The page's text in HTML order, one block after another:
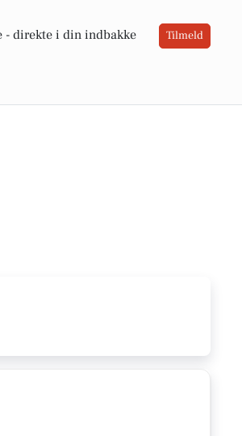
- direkte i din indbakke Tilmeld